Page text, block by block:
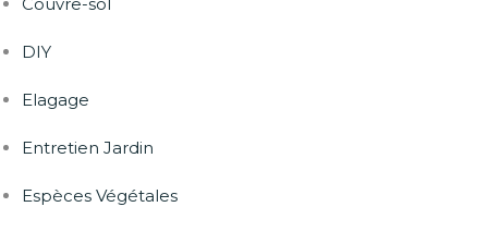
DIY
Elagage
Entretien Jardin
Espèces Végétales